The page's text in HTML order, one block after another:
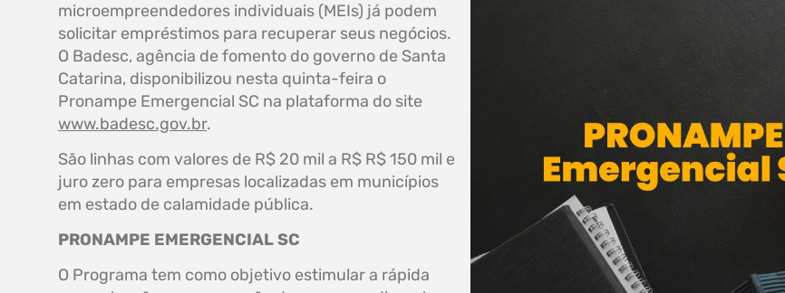
microempreendedores individuais (MEIs) já podem
solicitar empréstimos para recuperar seus negócios.
O Badesc, agência de fomento do governo de Santa
Catarina, disponibilizou nesta quinta-feira o
Pronampe Emergencial SC na plataforma do site
www.badesc.gov.br.
São linhas com valores de R$ 20 mil a R$ R$ 150 mil e
juro zero para empresas localizadas em municípios
em estado de calamidade pública.
PRONAMPE EMERGENCIAL SC
O Programa tem como objetivo estimular a rápida